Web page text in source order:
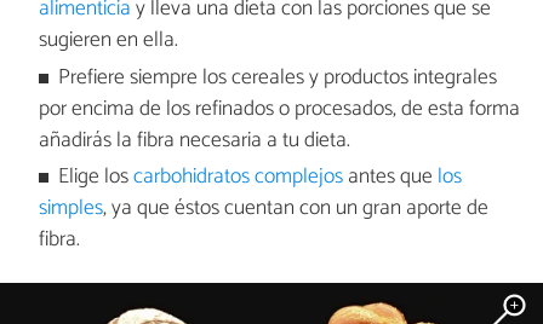
alimenticiay lleva una dieta con las porciones que se
sugieren en ella.
Prefiere siempre los cereales y productos integrales
por encima de los refinados o procesados, de esta forma
añadirás la fibra necesaria a tu dieta.
Elige loscarbohidratos complejosantes que los
simples, ya que éstos cuentan con un gran aporte de
fibra.